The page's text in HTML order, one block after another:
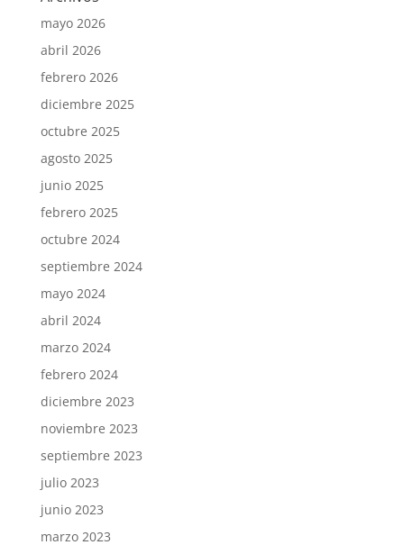
mayo 2026
abril 2026
febrero 2026
diciembre 2025
octubre 2025
agosto 2025
junio 2025
febrero 2025
octubre 2024
septiembre 2024
mayo 2024
abril 2024
marzo 2024
febrero 2024
diciembre 2023
noviembre 2023
septiembre 2023
julio 2023
junio 2023
marzo 2023